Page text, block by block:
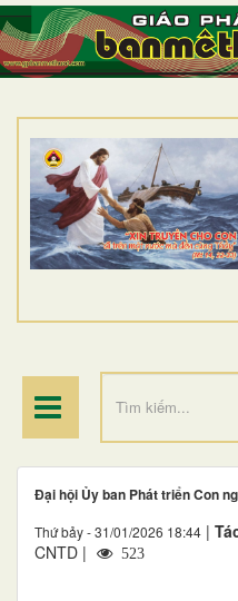
TRANG NHẤT
GIỚI THIỆU
DÒNG TU
BAN MỤC VỤ
ĐOÀN THỂ CG
ĐIỂM HÀNH HƯƠNG
Đại hội Ủy ban Phát triển Con
Thứ bảy - 31/01/2026 18:44 |
CNTD |
523